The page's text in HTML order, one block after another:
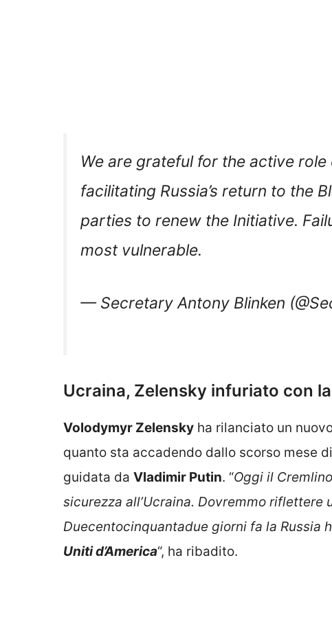
Ucraina, Zelensky infuriato con
quanto sta accadendo dallo scorso mese
guidata da
sicurezza all’Ucraina. Dovremmo riflettere
Uniti d’America
“, ha ribadito.